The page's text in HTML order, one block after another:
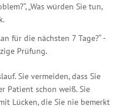
„Was würden Sie tun,
für die nächsten 7 Tage?“ -
Prüfung.
Sie vermeiden, dass Sie
Patient schon weiß. Sie
Lücken, die Sie nie bemerkt